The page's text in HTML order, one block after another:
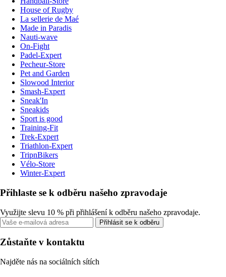
House of Rugby
La sellerie de Maé
Made in Paradis
Nauti-wave
On-Fight
Padel-Expert
Pecheur-Store
Pet and Garden
Slowood Interior
Smash-Expert
Sneak'In
Sneakids
Sport is good
Training-Fit
Trek-Expert
Triathlon-Expert
TripnBikers
Vélo-Store
Winter-Expert
Přihlaste se k odběru našeho zpravodaje
Využijte slevu 10 % při přihlášení k odběru našeho zpravodaje.
Přihlásit se k odběru
Zůstaňte v kontaktu
Najděte nás na sociálních sítích